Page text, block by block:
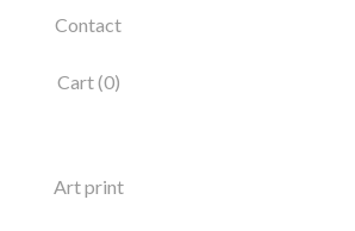
Contact
Cart (0)
Art print